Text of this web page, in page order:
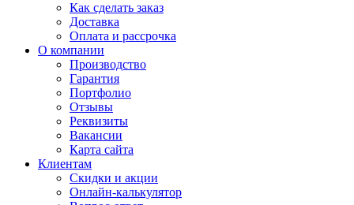
Как сделать заказ
Доставка
Оплата и рассрочка
О компании
Производство
Гарантия
Портфолио
Отзывы
Реквизиты
Вакансии
Карта сайта
Клиентам
Скидки и акции
Онлайн-калькулятор